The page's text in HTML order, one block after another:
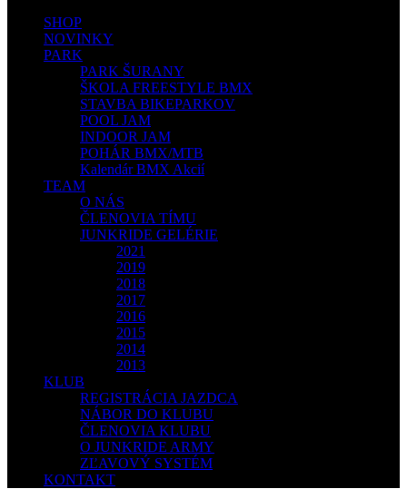
SHOP
NOVINKY
PARK
PARK ŠURANY
ŠKOLA FREESTYLE BMX
STAVBA BIKEPARKOV
POOL JAM
INDOOR JAM
POHÁR BMX/MTB
Kalendár BMX Akcií
TEAM
O NÁS
ČLENOVIA TÍMU
JUNKRIDE GELÉRIE
2021
2019
2018
2017
2016
2015
2014
2013
KLUB
REGISTRÁCIA JAZDCA
NÁBOR DO KLUBU
ČLENOVIA KLUBU
O JUNKRIDE ARMY
ZĽAVOVÝ SYSTÉM
KONTAKT